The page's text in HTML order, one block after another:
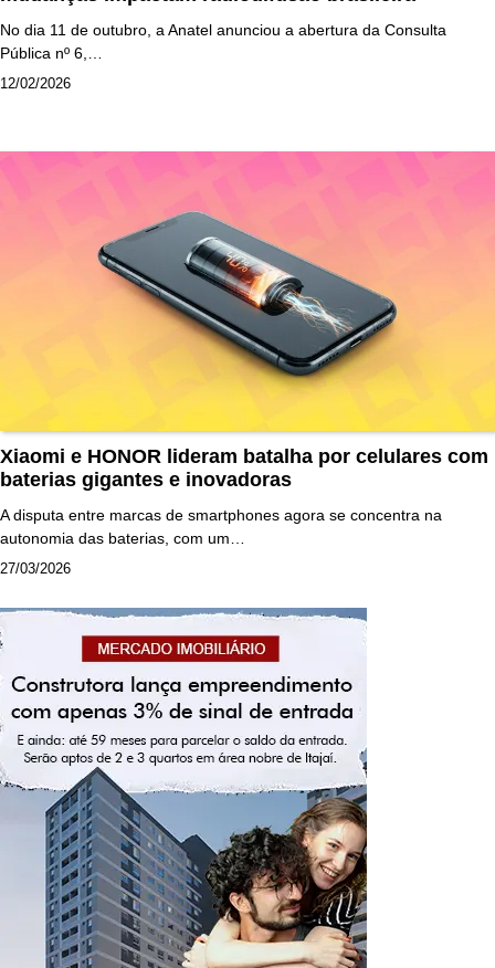
No dia 11 de outubro, a Anatel anunciou a abertura da Consulta
Pública nº 6,…
12/02/2026
Xiaomi e HONOR lideram batalha por celulares com
baterias gigantes e inovadoras
A disputa entre marcas de smartphones agora se concentra na
autonomia das baterias, com um…
27/03/2026